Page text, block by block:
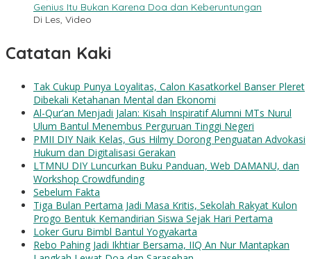
Genius Itu Bukan Karena Doa dan Keberuntungan
Di Les, Video
Catatan Kaki
Tak Cukup Punya Loyalitas, Calon Kasatkorkel Banser Pleret
Dibekali Ketahanan Mental dan Ekonomi
Al-Qur’an Menjadi Jalan: Kisah Inspiratif Alumni MTs Nurul
Ulum Bantul Menembus Perguruan Tinggi Negeri
PMII DIY Naik Kelas, Gus Hilmy Dorong Penguatan Advokasi
Hukum dan Digitalisasi Gerakan
LTMNU DIY Luncurkan Buku Panduan, Web DAMANU, dan
Workshop Crowdfunding
Sebelum Fakta
Tiga Bulan Pertama Jadi Masa Kritis, Sekolah Rakyat Kulon
Progo Bentuk Kemandirian Siswa Sejak Hari Pertama
Loker Guru Bimbl Bantul Yogyakarta
Rebo Pahing Jadi Ikhtiar Bersama, IIQ An Nur Mantapkan